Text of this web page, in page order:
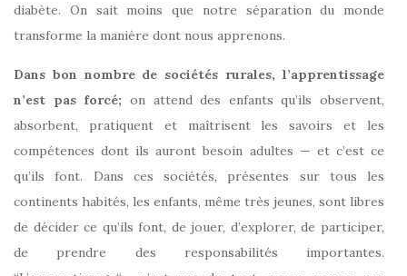
diabète. On sait moins que notre séparation du monde
transforme la manière dont nous apprenons.
Dans bon nombre de sociétés rurales, l’apprentissage
n’est pas forcé; on attend des enfants qu’ils observent,
absorbent, pratiquent et maîtrisent les savoirs et les
compétences dont ils auront besoin adultes — et c’est ce
qu’ils font. Dans ces sociétés, présentes sur tous les
continents habités, les enfants, même très jeunes, sont libres
de décider ce qu’ils font, de jouer, d’explorer, de participer,
de prendre des responsabilités importantes.